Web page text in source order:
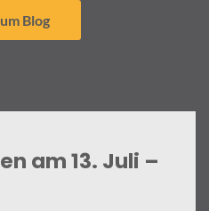
Blog
am 13. Juli –